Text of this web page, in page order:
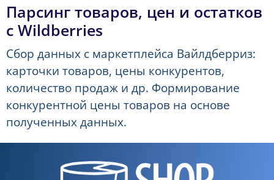
Парсинг товаров, цен и остатков
с Wildberries
Сбор данных с маркетплейса Вайлдберриз:
карточки товаров, цены конкурентов,
количество продаж и др. Формирование
конкурентной цены товаров на основе
полученных данных.